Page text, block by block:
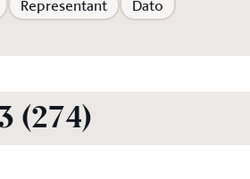
Representant Dato
(274)